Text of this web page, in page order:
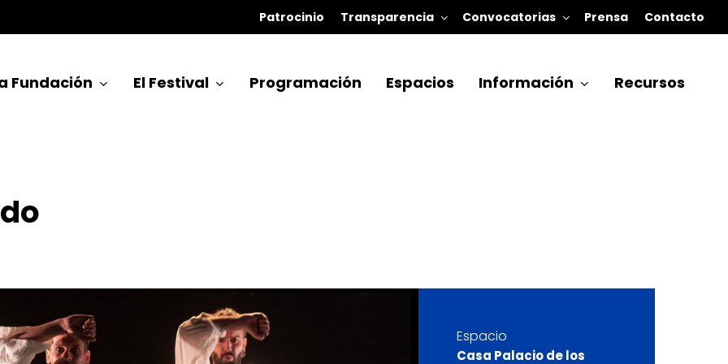
Patrocinio Transparencia Convocatorias Prensa Contacto
Fundación El Festival Programación Espacios Información Recursos
Espacio
Casa Palacio de los